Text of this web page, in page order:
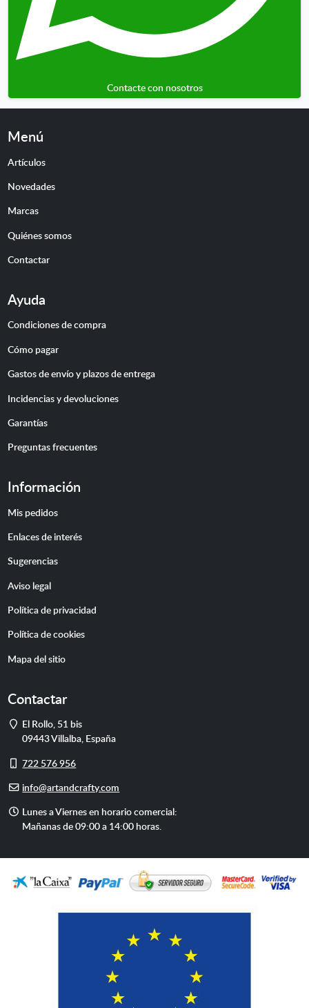
Contacte con nosotros
Menú
Artículos
Novedades
Marcas
Quiénes somos
Contactar
Ayuda
Condiciones de compra
Cómo pagar
Gastos de envío y plazos de entrega
Incidencias y devoluciones
Garantías
Preguntas frecuentes
Información
Mis pedidos
Enlaces de interés
Sugerencias
Aviso legal
Política de privacidad
Política de cookies
Mapa del sitio
Contactar
Dirección
El Rollo, 51 bis
09443Villalba, España
Móvil
722 576 956
E-info@artandcrafty.com
Horario
de
Lunes a Viernes en horario comercial:
Mañanas de 09:00 a 14:00 horas.